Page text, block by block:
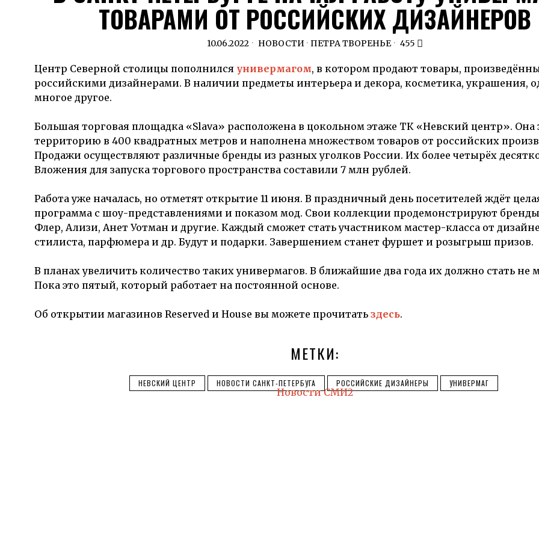
ТОВАРАМИ ОТ РОССИЙСКИХ ДИЗАЙНЕРОВ
10.06.2022 НОВОСТИ · ПЕТРА ТВОРЕНЬЕ 455
Центр Северной столицы пополнился универмагом, в котором продают товары,
российскими дизайнерами. В наличии предметы интерьера и декора, косметика,украшения,
многое другое.
Большая торговая площадка «Slava» расположена в цокольном этаже ТК «Невский центр». Она
территорию в 400 квадратных метров и наполнена множеством товаров от российских
Продажи осуществляют различные бренды из разных уголков России. Их более четырёх
Вложения для запуска торгового пространства составили 7 млн рублей.
Работа уже началась, но отметят открытие 11 июня. В праздничный день посетителей ждёт
программа с шоу-представлениями и показом мод. Свои коллекции продемонстрируют бренды
Флер, Ализи, Анет Уотман и другие. Каждый сможет стать участником мастер-класса от
стилиста, парфюмера и др. Будут и подарки. Завершением станет фуршет и розыгрыш призов.
В планах увеличить количество такихунивермагов. В ближайшие два года их должно стать не
Пока это пятый, который работает на постоянной основе.
Об открытии магазинов Reserved и House вы можете прочитать здесь.
МЕТКИ:
НЕВСКИЙ ЦЕНТР НОВОСТИ САНКТ-ПЕТЕРБУГА РОССИЙСКИЕ ДИЗАЙНЕРЫ УНИВЕРМАГ
Новости СМИ2